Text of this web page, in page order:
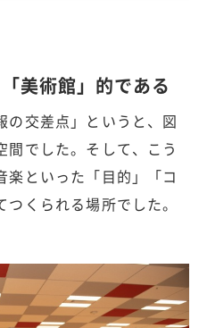
「美術館」的である
の交差点」というと、図
間でした。そして、こう
楽といった「目的」「コ
くられる場所でした。